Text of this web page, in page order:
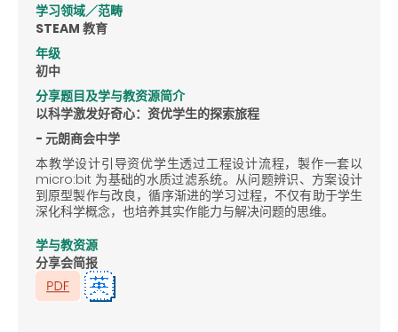
学习领域／范畴
STEAM 教育
年级
初中
分享题目及学与教资源简介
以科学激发好奇心：资优学生的探索旅程
- 元朗商会中学
本教学设计引导资优学生透过工程设计流程，製作一套以
micro:bit 为基础的水质过滤系统。从问题辨识、方案设计
到原型製作与改良，循序渐进的学习过程，不仅有助于学生
深化科学概念，也培养其实作能力与解决问题的思维。
学与教资源
分享会简报